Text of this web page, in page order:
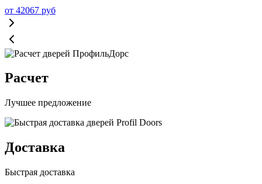
от 42067 руб
Расчет
Лучшее предложение
Доставка
Быстрая доставка